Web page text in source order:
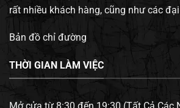
rất nhiều khách hàng, cũng như các
Bản đồ chỉ đường
THỜI GIAN LÀM VIỆC
Mở cửa từ 8:30 đến 19:30 (Tất Cả Các